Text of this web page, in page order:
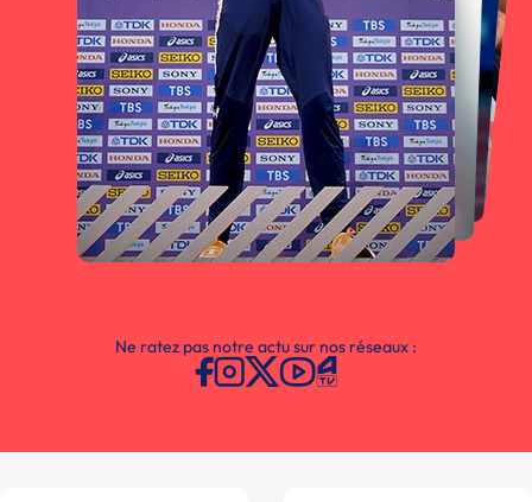
Ne ratez pas notre actu sur nos réseaux :